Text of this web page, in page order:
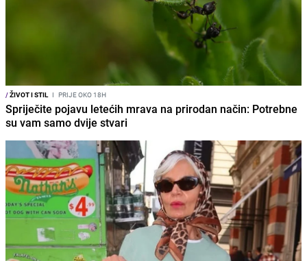
/ŽIVOT I STIL I PRIJE OKO 18H
Spriječite pojavu letećih mrava na prirodan način: Potrebne
su vam samo dvije stvari